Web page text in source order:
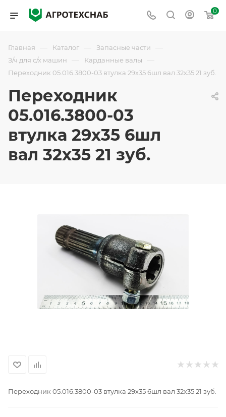
0
Главная — Каталог — Запасные части —
З/ч для с/х машин — Карданные валы —
Переходник 05.016.3800-03 втулка 29х35 6шл вал 32х35 21 зуб.
Переходник
05.016.3800-03
втулка 29х35 6шл
вал 32х35 21 зуб.
Переходник 05.016.3800-03 втулка 29х35 6шл вал 32х35 21 зуб.